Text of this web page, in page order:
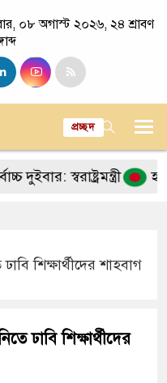
০৮ অগাস্ট ২০২৬, ২৪ শ্রাবণ
প্রচ্ছদ
হাম ও
শিক্ষার্থীদের শাহবাগ
ঢাবি শিক্ষার্থীদের